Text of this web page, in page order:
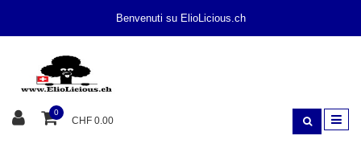
Benvenuti su ElioLicious.ch
0
CHF 0.00